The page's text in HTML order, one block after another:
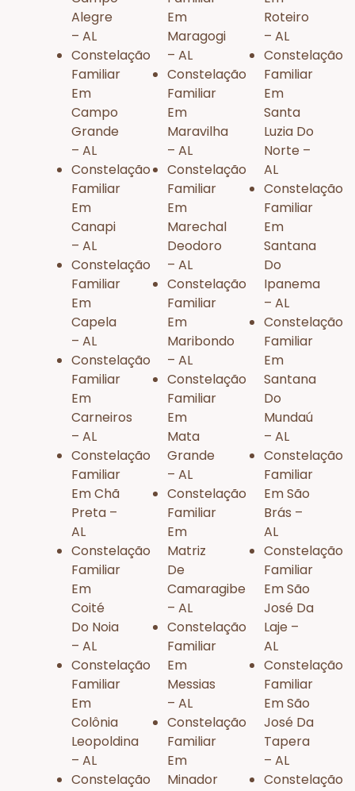
Alegre
– AL
Constelação
Familiar
Em
Campo
Grande
– AL
Constelação
Familiar
Em
Canapi
– AL
Constelação
Familiar
Em
Capela
– AL
Constelação
Familiar
Em
Carneiros
– AL
Constelação
Familiar
Em Chã
Preta –
AL
Constelação
Familiar
Em
Coité
Do Noia
– AL
Constelação
Familiar
Em
Colônia
Leopoldina
– AL
Constelação
Em
Maragogi
– AL
Constelação
Familiar
Em
Maravilha
– AL
Constelação
Familiar
Em
Marechal
Deodoro
– AL
Constelação
Familiar
Em
Maribondo
– AL
Constelação
Familiar
Em
Mata
Grande
– AL
Constelação
Familiar
Em
Matriz
De
Camaragibe
– AL
Constelação
Familiar
Em
Messias
– AL
Constelação
Familiar
Em
Minador
Roteiro
– AL
Constelação
Familiar
Em
Santa
Luzia Do
Norte –
AL
Constelação
Familiar
Em
Santana
Do
Ipanema
– AL
Constelação
Familiar
Em
Santana
Do
Mundaú
– AL
Constelação
Familiar
Em São
Brás –
AL
Constelação
Familiar
Em São
José Da
Laje –
AL
Constelação
Familiar
Em São
José Da
Tapera
– AL
Constelação